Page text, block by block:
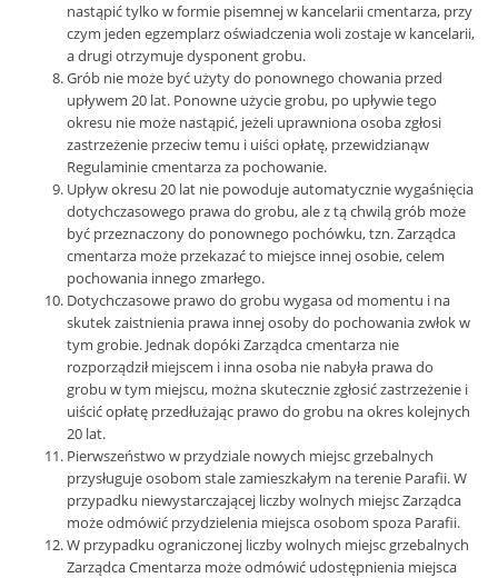
nastąpić tylko w formie pisemnej w kancelarii cmentarza, przy
czym jeden egzemplarz oświadczenia woli zostaje w kancelarii,
a drugi otrzymuje dysponent grobu.
Grób nie może być użyty do ponownego chowania przed
upływem 20 lat. Ponowne użycie grobu, po upływie tego
okresu nie może nastąpić, jeżeli uprawniona osoba zgłosi
zastrzeżenie przeciw temu i uiści opłatę, przewidzianąw
Regulaminie cmentarza za pochowanie.
Upływ okresu 20 lat nie powoduje automatycznie wygaśnięcia
dotychczasowego prawa do grobu, ale z tą chwilą grób może
być przeznaczony do ponownego pochówku, tzn. Zarządca
cmentarza może przekazać to miejsce innej osobie, celem
pochowania innego zmarłego.
Dotychczasowe prawo do grobu wygasa od momentu i na
skutek zaistnienia prawa innej osoby do pochowania zwłok w
tym grobie. Jednak dopóki Zarządca cmentarza nie
rozporządził miejscem i inna osoba nie nabyła prawa do
grobu w tym miejscu, można skutecznie zgłosić zastrzeżenie i
uiścić opłatę przedłużając prawo do grobu na okres kolejnych
20 lat.
Pierwszeństwo w przydziale nowych miejsc grzebalnych
przysługuje osobom stale zamieszkałym na terenie Parafii. W
przypadku niewystarczającej liczby wolnych miejsc Zarządca
może odmówić przydzielenia miejsca osobom spoza Parafii.
W przypadku ograniczonej liczby wolnych miejsc grzebalnych
Zarządca Cmentarza może odmówić udostępnienia miejsca